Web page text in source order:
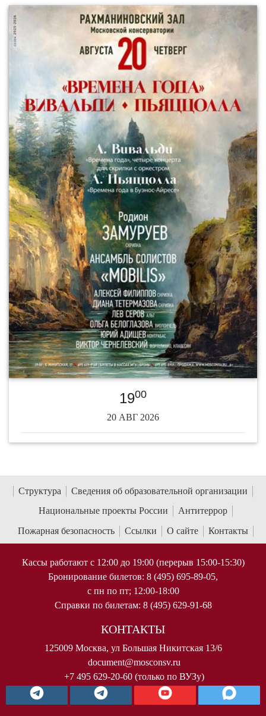
1900
20 АВГ 2026
Структура
Сведения об образовательной организации
Национальные проекты России
Антитеррор
Пожарная безопасность
Ссылки О сайте Контакты
Кассы работают с 12:00 до 19:00 (перерыв 15:00-15:30)
Бронирование билетов: 8 (495) 695-89-05,
с пн по пт; 12:00-18:00
Справки по билетам: 8 (495) 629-91-68
КОНТАКТЫ
125009 Москва, ул Большая Никитская 13/6
document@mosconsv.ru
+7 495 629-20-60 (только по ВУЗу)